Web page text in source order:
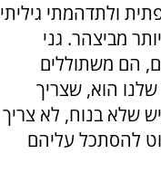
ולתדהמתי גיליתי
מביצהר. גני
הם משתוללים
הוא, שצריך
שלא בנוח, לא צריך
להסתכל עליהם